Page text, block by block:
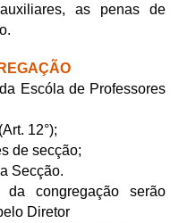
as penas de
Escóla de Professores
12°);
de secção;
Secção.
congregação serão
Diretor